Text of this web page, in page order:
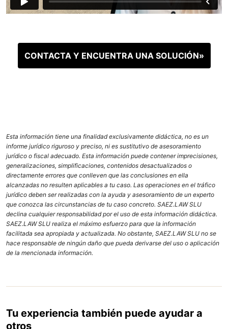
CONTACTA Y ENCUENTRA UNA SOLUCIÓN»
Esta información tiene una finalidad exclusivamente didáctica, no es un
informe jurídico riguroso y preciso, ni es sustitutivo de asesoramiento
jurídico o fiscal adecuado. Esta información puede contener imprecisiones,
generalizaciones, simplificaciones, contenidos desactualizados o
directamente errores que conlleven que las conclusiones en ella
alcanzadas no resulten aplicables a tu caso. Las operaciones en el tráfico
jurídico deben ser realizadas con la ayuda y asesoramiento de un experto
que conozca las circunstancias de tu caso concreto. SAEZ.LAW SLU
declina cualquier responsabilidad por el uso de esta información didáctica.
SAEZ.LAW SLU realiza el máximo esfuerzo para que la información
facilitada sea apropiada y actualizada. No obstante, SAEZ.LAW SLU no se
hace responsable de ningún daño que pueda derivarse del uso o aplicación
de la mencionada información.
Tu experiencia también puede ayudar a
otros